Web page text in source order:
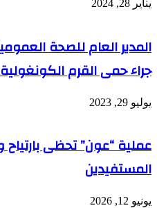
يناير 28, 2024
المدير العام للصحة
جراء حمى القرم الكونغولية
يوليو 29, 2023
عملية “عون” تحظى
المستفيدين
يونيو 12, 2026